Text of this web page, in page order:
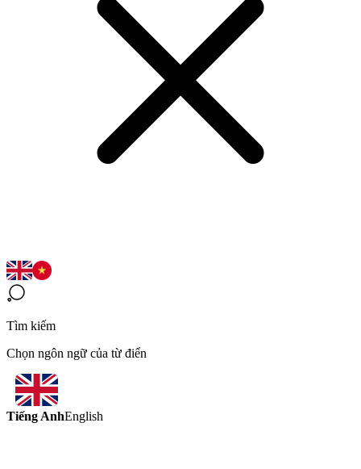
Tìm kiếm
Chọn ngôn ngữ của từ điển
Tiếng AnhEnglish